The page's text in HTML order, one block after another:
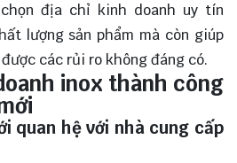
địa chỉ kinh doanh uy tín
lượng sản phẩm mà còn giúp
các rủi ro không đáng có.
inox thành công
quan hệ với nhà cung cấp